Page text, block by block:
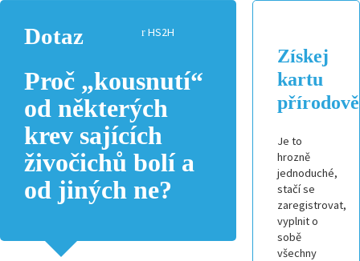
HS2H
Dotaz
Proč „kousnutí“
od některých
krev sajících
živočichů bolí a
od jiných ne?
Získej
kartu
Je to
hrozně
jednoduché,
stačí se
zaregistrovat,
vyplnit o
sobě
všechny